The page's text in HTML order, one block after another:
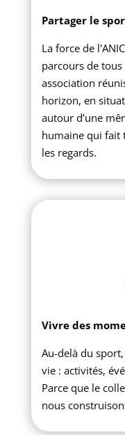
Partager le
La force de
parcours de
association
horizon, en
autour d’une
humaine qui fait
les regards.
Vivre des
Au-delà du sport,
vie : activités,
Parce que le
nous